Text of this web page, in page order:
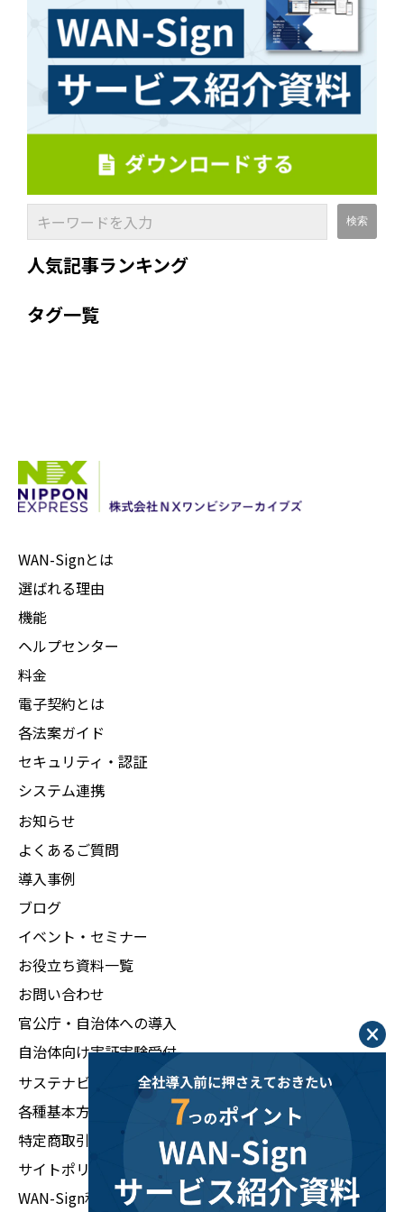
人気記事ランキング
タグ一覧
WAN-Signとは
選ばれる理由
機能
ヘルプセンター
料金
電子契約とは
各法案ガイド
セキュリティ・認証
システム連携
お知らせ
よくあるご質問
導入事例
ブログ
イベント・セミナー
お役立ち資料一覧
お問い合わせ
官公庁・自治体への導入
自治体向け実証実験受付
サステナビリティ
各種基本方針
特定商取引法に基づく表示
サイトポリシー
WAN-Sign利用規約